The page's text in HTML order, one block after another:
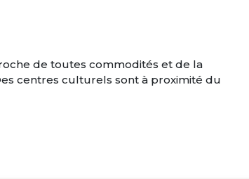
de toutes commodités et de la
centres culturels sont à proximité du